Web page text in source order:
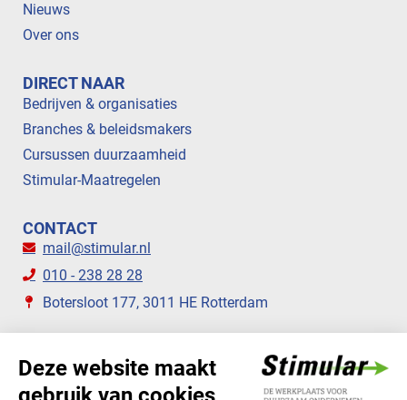
Nieuws
Over ons
DIRECT NAAR
Bedrijven & organisaties
Branches & beleidsmakers
Cursussen duurzaamheid
Stimular-Maatregelen
CONTACT
mail@stimular.nl
010 - 238 28 28
Botersloot 177, 3011 HE Rotterdam